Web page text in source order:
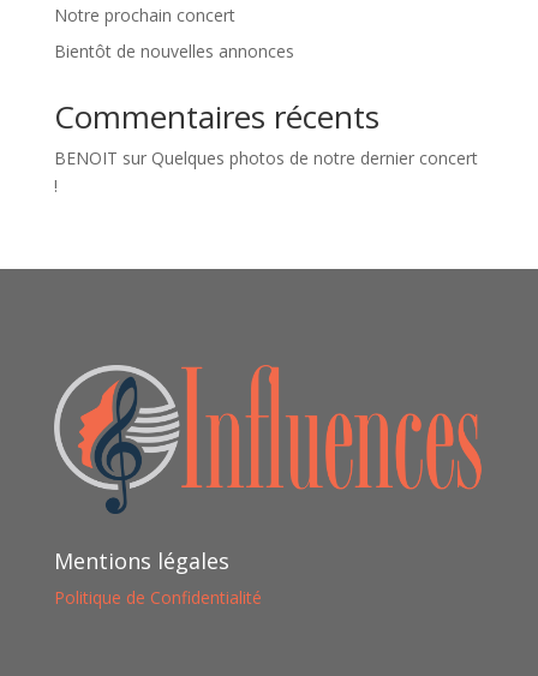
Notre prochain concert
Bientôt de nouvelles annonces
Commentaires récents
BENOIT sur Quelques photos de notre dernier concert
!
Mentions légales
Politique de Confidentialité